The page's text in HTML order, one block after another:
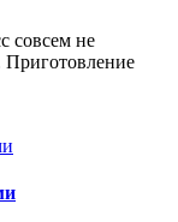
совсем не
Приготовление